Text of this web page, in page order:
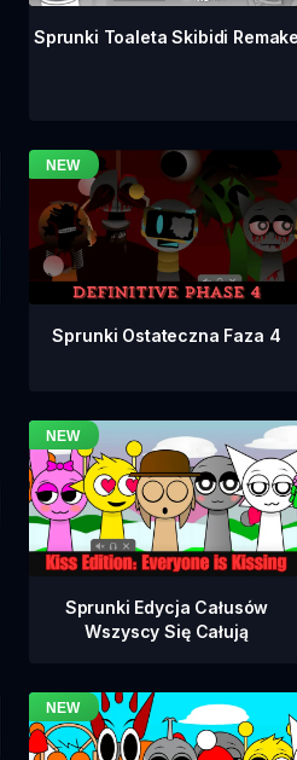
Sprunki Toaleta Skibidi Remake
Sprunki Ostateczna Faza 4
Sprunki Edycja Całusów
Wszyscy Się Całują